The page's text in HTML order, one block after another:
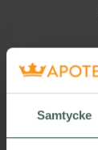
Samtycke